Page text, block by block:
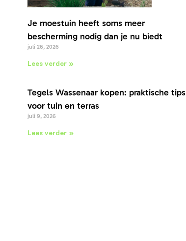
Je moestuin heeft soms meer
bescherming nodig dan je nu biedt
juli 26, 2026
Lees verder »
Tegels Wassenaar kopen: praktische tips
voor tuin en terras
juli 9, 2026
Lees verder »